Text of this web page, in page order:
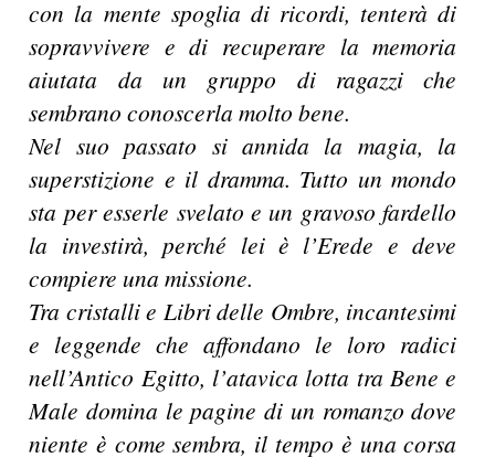
con la mente spoglia di ricordi, tenterà di
sopravvivere e di recuperare la memoria
aiutata da un gruppo di ragazzi che
sembrano conoscerla molto bene.
Nel suo passato si annida la magia, la
superstizione e il dramma. Tutto un mondo
sta per esserle svelato e un gravoso fardello
la investirà, perché lei è l’Erede e deve
compiere una missione.
Tra cristalli e Libri delle Ombre, incantesimi
e leggende che affondano le loro radici
nell’Antico Egitto, l’atavica lotta tra Bene e
Male domina le pagine di un romanzo dove
niente è come sembra, il tempo è una corsa